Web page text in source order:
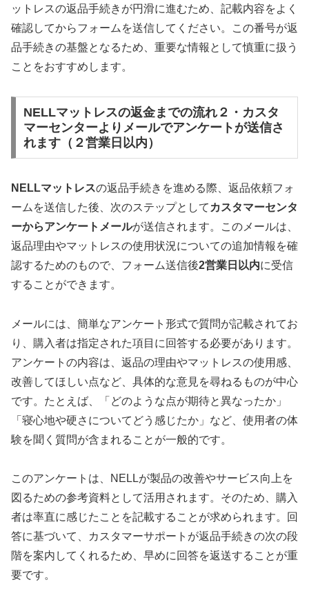
ットレスの返品手続きが円滑に進むため、記載内容をよく
確認してからフォームを送信してください。この番号が返
品手続きの基盤となるため、重要な情報として慎重に扱う
ことをおすすめします。
NELLマットレスの返金までの流れ２・カスタ
マーセンターよりメールでアンケートが送信さ
れます（２営業日以内）
NELLマットレスの返品手続きを進める際、返品依頼フォ
ームを送信した後、次のステップとして カスタマーセンタ
ーからアンケートメールが送信されます。このメールは、
返品理由やマットレスの使用状況についての追加情報を確
認するためのもので、フォーム送信後2営業日以内に受信
することができます。
メールには、簡単なアンケート形式で質問が記載されてお
り、購入者は指定された項目に回答する必要があります。
アンケートの内容は、返品の理由やマットレスの使用感、
改善してほしい点など、具体的な意見を尋ねるものが中心
です。たとえば、「どのような点が期待と異なったか」
「寝心地や硬さについてどう感じたか」など、使用者の体
験を聞く質問が含まれることが一般的です。
このアンケートは、NELLが製品の改善やサービス向上を
図るための参考資料として活用されます。そのため、購入
者は率直に感じたことを記載することが求められます。回
答に基づいて、カスタマーサポートが返品手続きの次の段
階を案内してくれるため、早めに回答を返送することが重
要です。